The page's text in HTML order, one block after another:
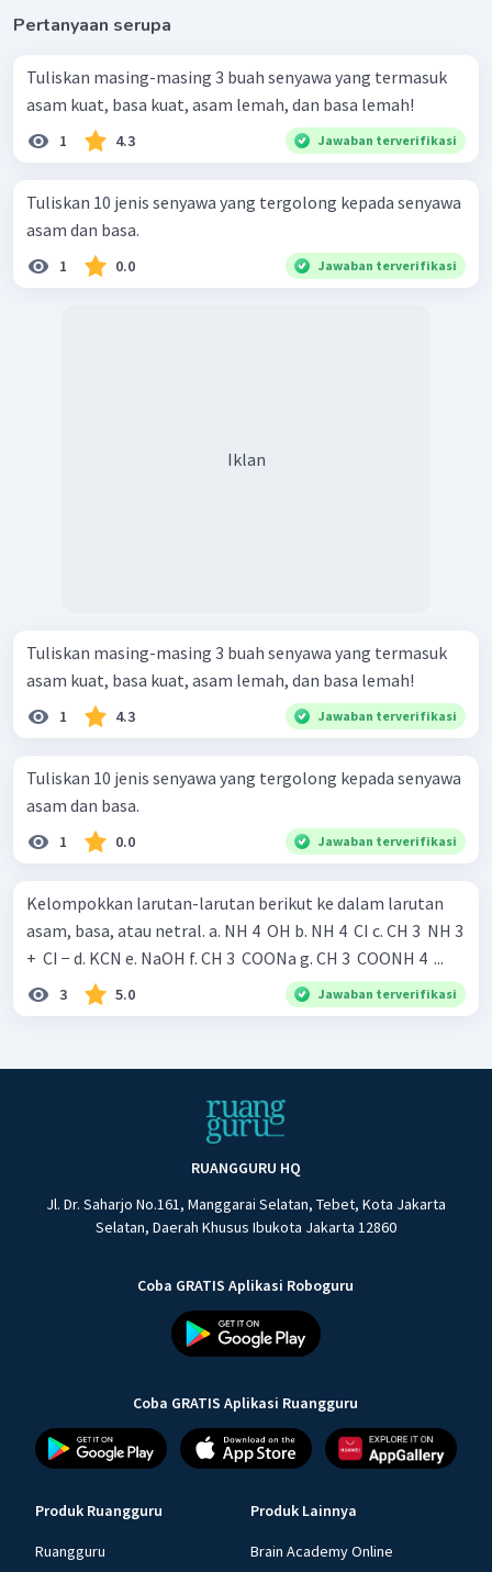
Pertanyaan serupa
Tuliskan masing-masing 3 buah senyawa yang termasuk
asam kuat, basa kuat, asam lemah, dan basa lemah!
1 4.3 Jawaban terverifikasi
Tuliskan 10 jenis senyawa yang tergolong kepada senyawa
asam dan basa.
1 0.0 Jawaban terverifikasi
Iklan
Tuliskan masing-masing 3 buah senyawa yang termasuk
asam kuat, basa kuat, asam lemah, dan basa lemah!
1 4.3 Jawaban terverifikasi
Tuliskan 10 jenis senyawa yang tergolong kepada senyawa
asam dan basa.
1 0.0 Jawaban terverifikasi
Kelompokkan larutan-larutan berikut ke dalam larutan
asam, basa, atau netral. a. NH 4 ​ OH b. NH 4 ​ CI c. CH 3 ​ NH 3
+ ​ CI − d. KCN e. NaOH f. CH 3 ​ COONa g. CH 3 ​ COONH 4 ​ ...
3 5.0 Jawaban terverifikasi
RUANGGURU HQ
Jl. Dr. Saharjo No.161, Manggarai Selatan, Tebet, Kota Jakarta
Selatan, Daerah Khusus Ibukota Jakarta 12860
Coba GRATIS Aplikasi Roboguru
Coba GRATIS Aplikasi Ruangguru
Produk Ruangguru
Ruangguru
Produk Lainnya
Brain Academy Online